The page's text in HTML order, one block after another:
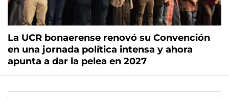
La UCR bonaerense renovó su Convención
en una jornada política intensa y ahora
apunta a dar la pelea en 2027